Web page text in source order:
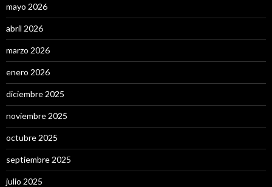
mayo 2026
abril 2026
marzo 2026
enero 2026
diciembre 2025
noviembre 2025
octubre 2025
septiembre 2025
julio 2025